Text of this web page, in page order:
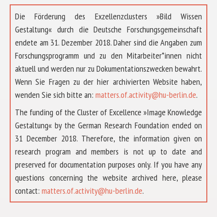
Die Förderung des Exzellenzclusters »Bild Wissen
Gestaltung« durch die Deutsche Forschungsgemeinschaft
endete am 31. Dezember 2018. Daher sind die Angaben zum
Forschungsprogramm und zu den Mitarbeiter*innen nicht
aktuell und werden nur zu Dokumentationszwecken bewahrt.
Wenn Sie Fragen zu der hier archivierten Website haben,
wenden Sie sich bitte an: matters.of.activity@hu-berlin.de.
The funding of the Cluster of Excellence »Image Knowledge
Gestaltung« by the German Research Foundation ended on
31 December 2018. Therefore, the information given on
research program and members is not up to date and
preserved for documentation purposes only. If you have any
questions concerning the website archived here, please
contact: matters.of.activity@hu-berlin.de.
ABOUT US